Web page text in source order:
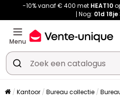
-10% vanaf € 400 met HEAT10
Nog: 01d 18je
Menu
Kantoor Bureau collectie